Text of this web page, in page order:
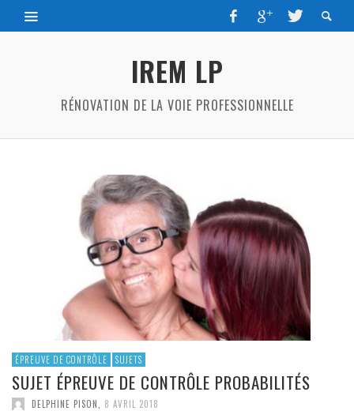
IREM LP
RÉNOVATION DE LA VOIE PROFESSIONNELLE
ÉPREUVE DE CONTRÔLE SUJETS
SUJET ÉPREUVE DE CONTRÔLE PROBABILITÉS
DELPHINE PISON 8 AVRIL 2018